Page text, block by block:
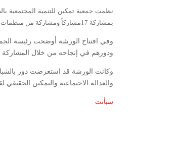
نظمت جمعية تمكين للتنمية المجتمعية
بمشاركة 17مشاركاً ومشاركة من منظمات المجتمع المدني بالمحافظة.
وفي افتتاح الورشة أوضحت رئيسة
ودورهم في إنجاحه من خلال المشاركة
وكانت الورشة قد استعرضت دور بالشباب
والعدالة الاجتماعية والتمكين الحقيقي
سبأنت